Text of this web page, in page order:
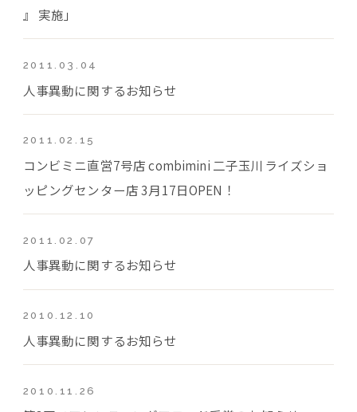
』 実施」
2011.03.04
人事異動に関するお知らせ
2011.02.15
コンビミニ直営7号店 combimini 二子玉川ライズショ
ッピングセンター店 3月17日OPEN！
2011.02.07
人事異動に関するお知らせ
2010.12.10
人事異動に関するお知らせ
2010.11.26